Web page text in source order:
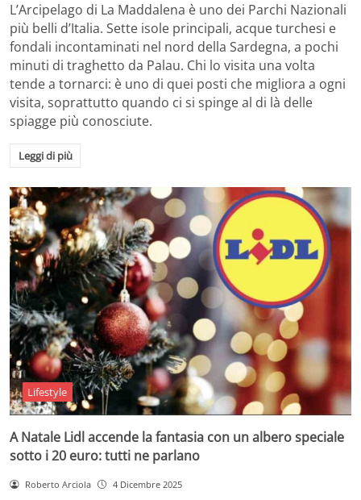
L’Arcipelago di La Maddalena è uno dei Parchi Nazionali
più belli d’Italia. Sette isole principali, acque turchesi e
fondali incontaminati nel nord della Sardegna, a pochi
minuti di traghetto da Palau. Chi lo visita una volta
tende a tornarci: è uno di quei posti che migliora a ogni
visita, soprattutto quando ci si spinge al di là delle
spiagge più conosciute.
Leggi di più
Lifestyle
A Natale Lidl accende la fantasia con un albero speciale
sotto i 20 euro: tutti ne parlano
Roberto Arciola 4 Dicembre 2025